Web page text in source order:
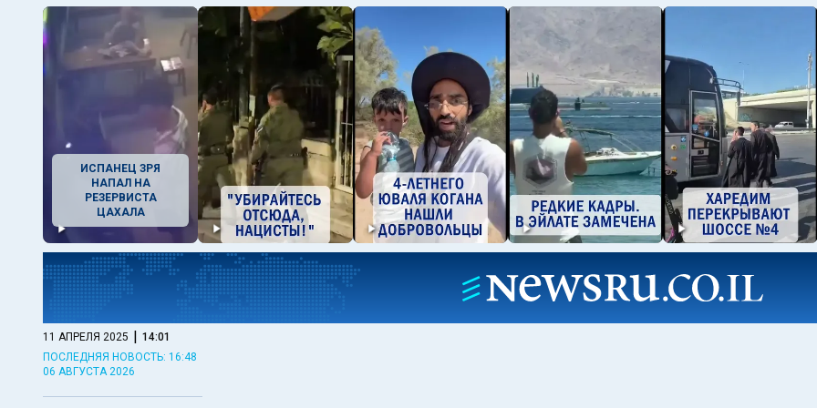
ИСПАНЕЦ ЗРЯ
НАПАЛ НА
РЕЗЕРВИСТА
ЦАХАЛА
11 АПРЕЛЯ 2025 | 14:01
ПОСЛЕДНЯЯ НОВОСТЬ: 16:48
06 АВГУСТА 2026